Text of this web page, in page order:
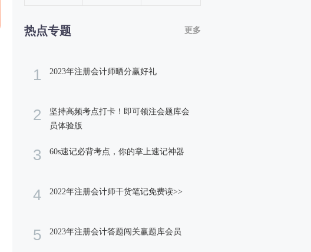
热点专题 更多
1 2023年注册会计师晒分赢好礼
2
坚持高频考点打卡！即可领注会题库会
员体验版
3 60s速记必背考点，你的掌上速记神器
4 2022年注册会计师干货笔记免费读>>
5 2023年注册会计答题闯关赢题库会员